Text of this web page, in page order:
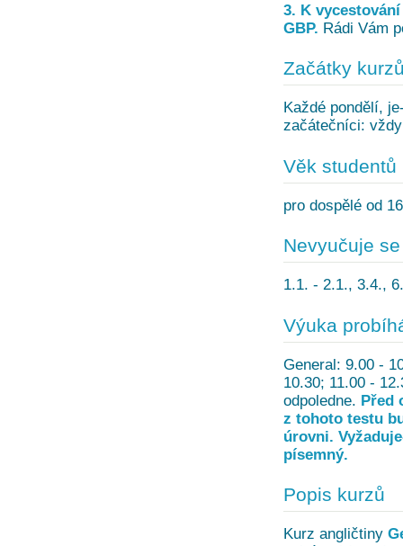
3. K
GBP. Rádi Vám
Začátky
Každé pondělí,
začátečníci:
Věk studentů
pro dospělé od
Nevyučuje se
1.1. - 2.1., 3.4.,
Výuka
General: 9.00 -
10.30; 11.00 -
odpoledne. Před
z tohoto testu
úrovni.
písemný.
Popis kurzů
Kurz angličtiny